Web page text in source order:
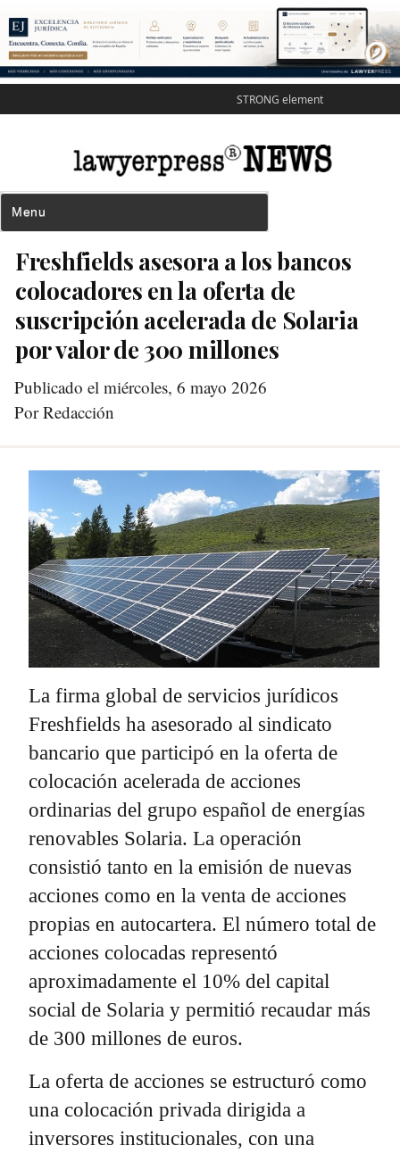
STRONG element
Freshfields asesora a los bancos
colocadores en la oferta de
suscripción acelerada de Solaria
por valor de 300 millones
Publicado el miércoles, 6 mayo 2026
Por Redacción
La firma global de servicios jurídicos
Freshfields ha asesorado al sindicato
bancario que participó en la oferta de
colocación acelerada de acciones
ordinarias del grupo español de energías
renovables Solaria. La operación
consistió tanto en la emisión de nuevas
acciones como en la venta de acciones
propias en autocartera. El número total de
acciones colocadas representó
aproximadamente el 10% del capital
social de Solaria y permitió recaudar más
de 300 millones de euros.
La oferta de acciones se estructuró como
una colocación privada dirigida a
inversores institucionales, con una